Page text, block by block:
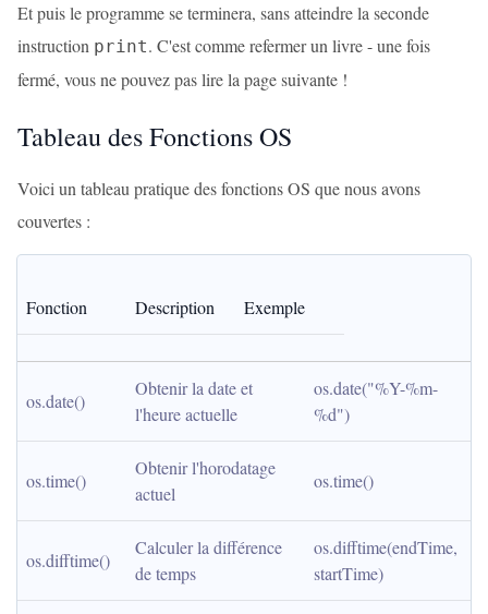
Et puis le programme se terminera, sans atteindre la seconde
instruction print. C'est comme refermer un livre - une fois
fermé, vous ne pouvez pas lire la page suivante !
Tableau des Fonctions OS
Voici un tableau pratique des fonctions OS que nous avons
couvertes :
Fonction Description Exemple
os.date()
Obtenir la date et
l'heure actuelle
os.date("%Y-%m-
%d")
os.time()
Obtenir l'horodatage
actuel
os.time()
os.difftime()
Calculer la différence
de temps
os.difftime(endTime,
startTime)